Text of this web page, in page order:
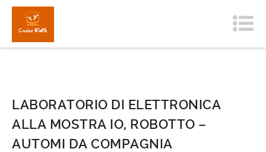
LABORATORIO DI ELETTRONICA
ALLA MOSTRA IO, ROBOTTO –
AUTOMI DA COMPAGNIA